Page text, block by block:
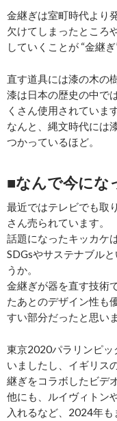
金継ぎは室町時代より
欠けてしまったところ
していくことが “金継
直す道具には漆の木の
漆は日本の歴史の中で
くさん使用されています
なんと、縄文時代には
つかっているほど。
■なんで今にな
最近ではテレビでも取
さん売られています。
話題になったキッカケ
SDGsやサステナブル
うか。
金継ぎが器を直す技術
たあとのデザイン性も
すい部分だったと思いま
東京2020パラリンピッ
いましたし、イギリス
継ぎをコラボしたビデ
他にも、ルイヴィトン
入れるなど、2024年